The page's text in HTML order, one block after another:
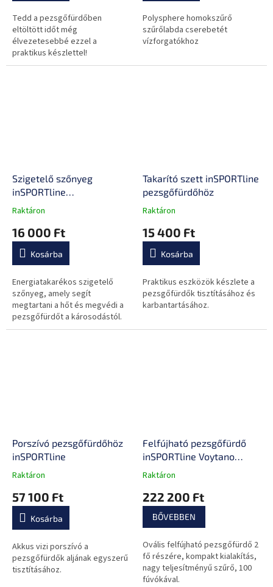
Tedd a pezsgőfürdőben
eltöltött időt még
élvezetesebbé ezzel a
praktikus készlettel!
Polysphere homokszűrő
szűrőlabda cserebetét
vízforgatókhoz
Szigetelő szőnyeg
inSPORTline
pezsgőfürdőhöz 200x196
A
átlagos
értékelése
0,0
csillag.
Raktáron
16 000 Ft
Kosárba
Energiatakarékos szigetelő
szőnyeg, amely segít
megtartani a hőt és megvédi a
pezsgőfürdőt a károsodástól.
Takarító szett inSPORTline
pezsgőfürdőhöz
A
átlagos
értékelése
0,0
csillag.
Raktáron
15 400 Ft
Kosárba
Praktikus eszközök készlete a
pezsgőfürdők tisztításához és
karbantartásához.
Porszívó pezsgőfürdőhöz
inSPORTline
A
átlagos
értékelése
0,0
csillag.
Raktáron
57 100 Ft
Kosárba
Akkus vizi porszívó a
pezsgőfürdők aljának egyszerű
tisztításához.
Felfújható pezsgőfürdő
inSPORTline Voytano
150x80x65 cm
A
átlagos
értékelése
0,0
csillag.
Raktáron
222 200 Ft
BŐVEBBEN
Ovális felfújható pezsgőfürdő 2
fő részére, kompakt kialakítás,
nagy teljesítményű szűrő, 100
fúvókával.